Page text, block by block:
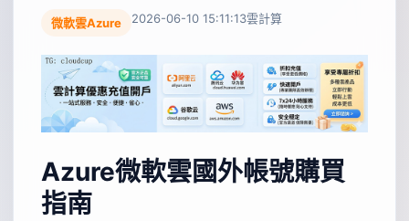
微軟雲Azure 2026-06-10 15:11:13雲計算
Azure微軟雲國外帳號購買
指南